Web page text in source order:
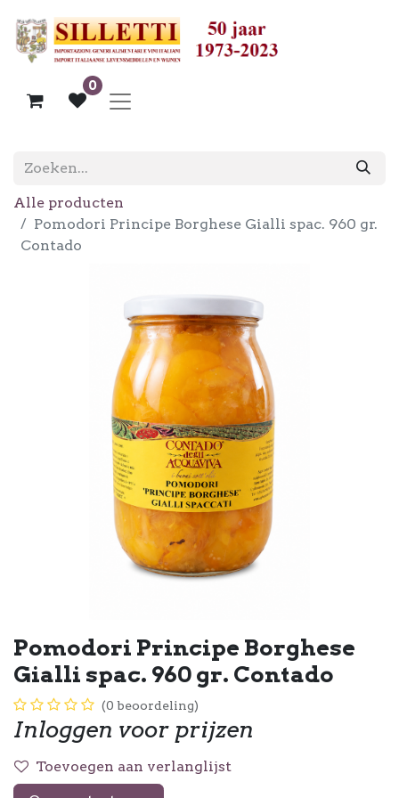
0
Alle producten
Pomodori Principe Borghese Gialli spac. 960 gr.
Contado
Pomodori Principe Borghese
Gialli spac. 960 gr. Contado
(0 beoordeling)
Inloggen voor prijzen
Toevoegen aan verlanglijst